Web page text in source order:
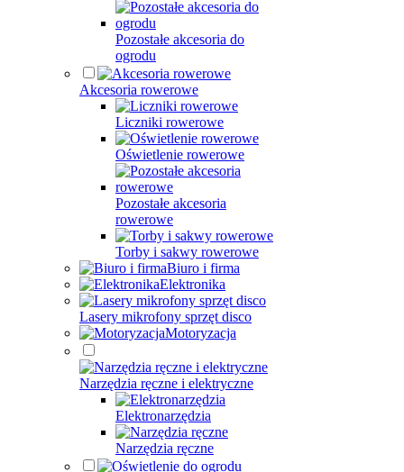
Pozostałe akcesoria do
ogrodu
Akcesoria rowerowe
Liczniki rowerowe
Oświetlenie rowerowe
Pozostałe akcesoria
rowerowe
Torby i sakwy rowerowe
Biuro i firma
Elektronika
Lasery mikrofony sprzęt disco
Motoryzacja
Narzędzia ręczne i elektryczne
Elektronarzędzia
Narzędzia ręczne